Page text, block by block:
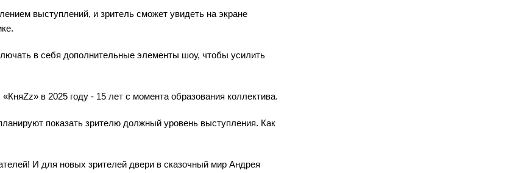
выступлений, и зритель сможет увидеть на экране
в себя дополнительные элементы шоу, чтобы усилить
в 2025 году - 15 лет с момента образования коллектива.
показать зрителю должный уровень выступления. Как
И для новых зрителей двери в сказочный мир Андрея